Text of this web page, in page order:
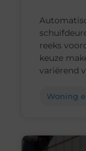
reeks
keuze
variërend
Woning